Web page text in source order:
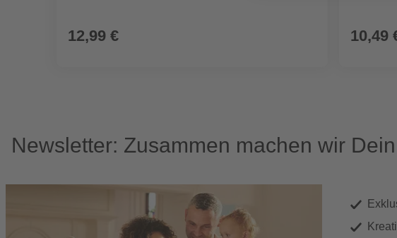
12,99 € 10,49
Newsletter: Zusammen machen wir